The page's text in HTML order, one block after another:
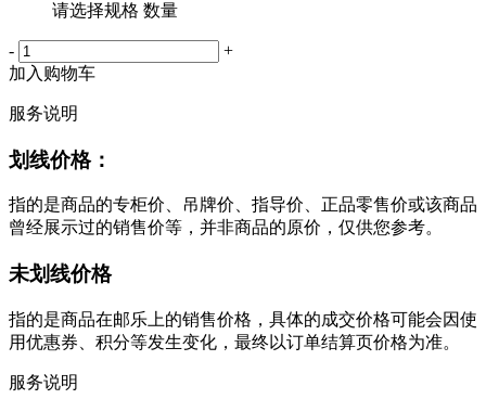
请选择规格 数量
-
+
加入购物车
服务说明
划线价格：
指的是商品的专柜价、吊牌价、指导价、正品零售价或该商品
曾经展示过的销售价等，并非商品的原价，仅供您参考。
未划线价格
指的是商品在邮乐上的销售价格，具体的成交价格可能会因使
用优惠券、积分等发生变化，最终以订单结算页价格为准。
服务说明